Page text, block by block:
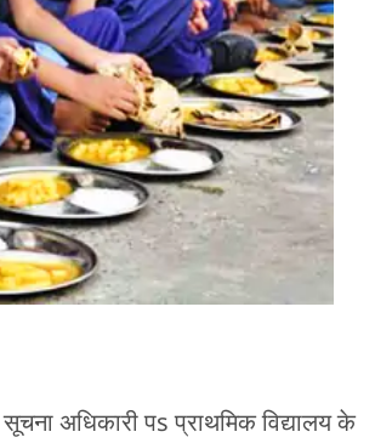
अधिकारी पs प्राथमिक विद्यालय के